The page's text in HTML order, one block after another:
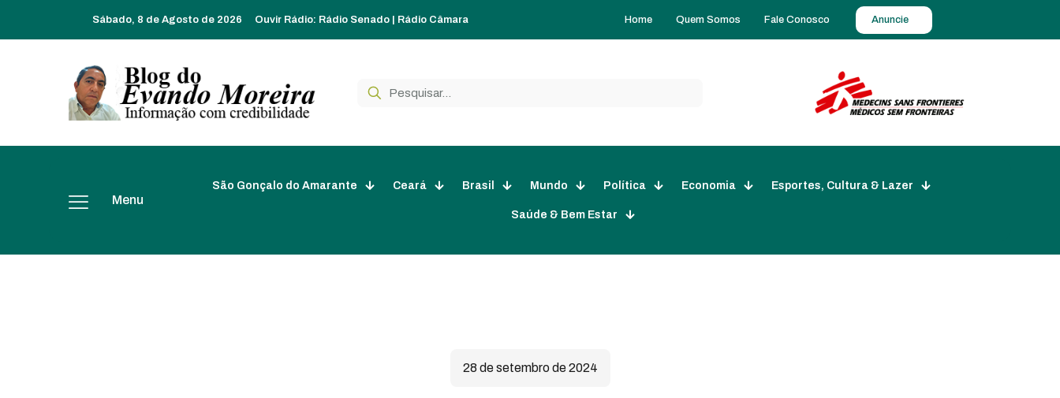
Sábado, 8 de Agosto de 2026 Ouvir Rádio: Rádio Senado Rádio Câmara Home Quem Somos Fale Conosco Anuncie
Menu
São Gonçalo do Amarante Ceará Brasil Mundo Política Economia Esportes, Cultura & Lazer
Saúde & Bem Estar
28 de setembro de 2024